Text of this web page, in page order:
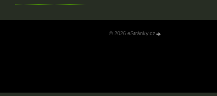
© 2026 eStránky.cz